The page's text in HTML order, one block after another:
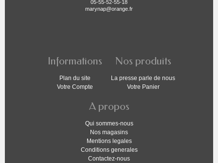
05-55-52-55-18
marynap@orange.fr
Informations
Plan du site
Votre Compte
Nos produits
La presse parle de nous
Votre Panier
A propos
Qui sommes-nous
Nos magasins
Mentions legales
Conditions generales
Contactez-nous